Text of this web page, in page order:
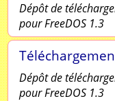
Dépôt de
pour FreeDOS 1.3
Dépôt de
pour FreeDOS 1.3